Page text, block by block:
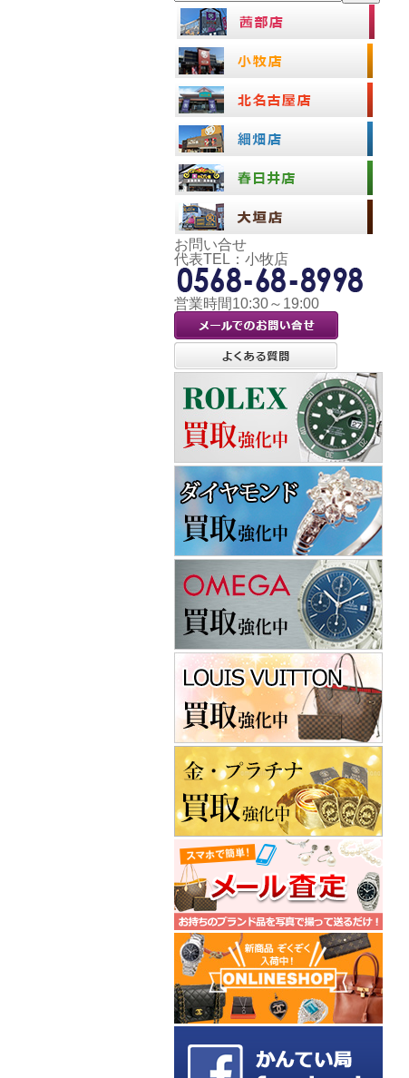
お問い合せ
代表TEL：小牧店
営業時間10:30～19:00